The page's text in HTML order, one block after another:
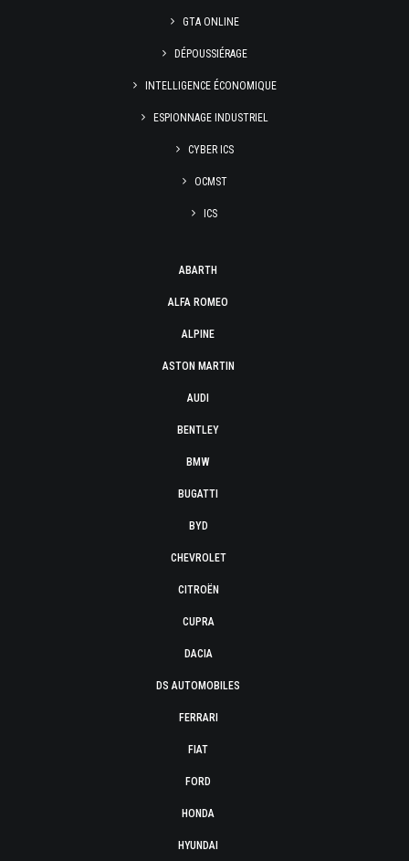
GTA ONLINE
DÉPOUSSIÉRAGE
INTELLIGENCE ÉCONOMIQUE
ESPIONNAGE INDUSTRIEL
CYBER ICS
OCMST
ICS
ABARTH
ALFA ROMEO
ALPINE
ASTON MARTIN
AUDI
BENTLEY
BMW
BUGATTI
BYD
CHEVROLET
CITROËN
CUPRA
DACIA
DS AUTOMOBILES
FERRARI
FIAT
FORD
HONDA
HYUNDAI